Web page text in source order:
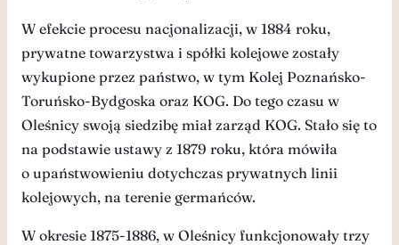
W efekcie procesu nacjonalizacji, w 1884 roku,
prywatne towarzystwa i spółki kolejowe zostały
wykupione przez państwo, w tym Kolej Poznańsko-
Toruńsko-Bydgoska oraz KOG. Do tego czasu w
Oleśnicy swoją siedzibę miał zarząd KOG. Stało się to
na podstawie ustawy z 1879 roku, która mówiła
o upaństwowieniu dotychczas prywatnych linii
kolejowych, na terenie germańców.
W okresie 1875-1886, w Oleśnicy funkcjonowały trzy